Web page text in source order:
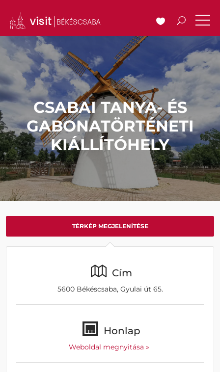
CSABAI TANYA- ÉS
GABONATÖRTÉNETI
KIÁLLÍTÓHELY
TÉRKÉP MEGJELENÍTÉSE
Cím
5600 Békéscsaba, Gyulai út 65.
Honlap
Weboldal megnyitása »